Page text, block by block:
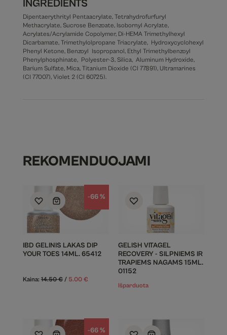
INGREDIENTS
Dipentaerythrityl Pentaacrylate, Tetrahydrofurfuryl
Methacrylate, Sucrose Benzoate, Isobornyl Acrylate,
Acrylates/Acrylamide Copolymer, Di-HEMA Trimethylhexyl
Dicarbamate, Trimethylolpropane Triacrylate, Hydroxycyclohexyl
Phenyl Ketone, Benzoyl Isopropanol, Ethyl Trimethylbenzoyl
Phenylphosphinate, Polyester-3, Silica, Aluminum Hydroxide,
Barium Sulfate, Mica, Titanium Dioxide (CI 77891), Ultramarines
(CI 77007), Violet 2 (CI 60725).
REKOMENDUOJAMI
-66 %
IBD GELINIS LAKAS DIP
YOUR TOES 14ML. 65412
Kaina: 14.50€ / 5.00 €
GELISH VITAGEL
RECOVERY - SILPNIEMS IR
TRAPIEMS NAGAMS 15ML.
01152
Išparduota
-66 %